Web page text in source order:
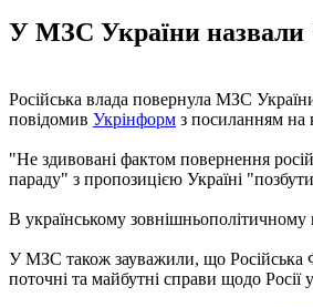
У МЗС України назвали
Російська влада повернула МЗС
повідомив Укрінформ з посиланням
"Не здивовані фактом повернення
параду" з пропозицією Україні
В українському зовнішньополітичному
У МЗС також зауважили, що Російська
поточні та майбутні справи щодо